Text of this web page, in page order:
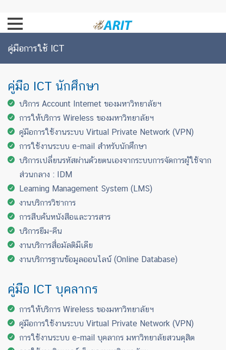
คู่มือการใช้ ICT
คู่มือ ICT นักศึกษา
บริการ Account Internet ของมหาวิทยาลัยฯ
การให้บริการ Wireless ของมหาวิทยาลัยฯ
คู่มือการใช้งานระบบ Virtual Private Network (VPN)
การใช้งานระบบ e-mail สำหรับนักศึกษา
บริการเปลี่ยนรหัสผ่านด้วยตนเองจากระบบการจัดการผู้ใช้จาก
ส่วนกลาง : IDM
Learning Management System (LMS)
งานบริการวิชาการ
การสืบค้นหนังสือและวารสาร
บริการยืม-คืน
งานบริการสื่อมัลติมีเดีย
งานบริการฐานข้อมูลออนไลน์ (Online Database)
คู่มือ ICT บุคลากร
การให้บริการ Wireless ของมหาวิทยาลัยฯ
คู่มือการใช้งานระบบ Virtual Private Network (VPN)
การใช้งานระบบ e-mail บุคลากร มหาวิทยาลัยสวนดุสิต